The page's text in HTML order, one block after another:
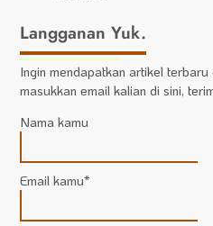
Langganan Yuk.
Ingin mendapatkan artikel
masukkan email kalian di sini,
Nama kamu
Email kamu*